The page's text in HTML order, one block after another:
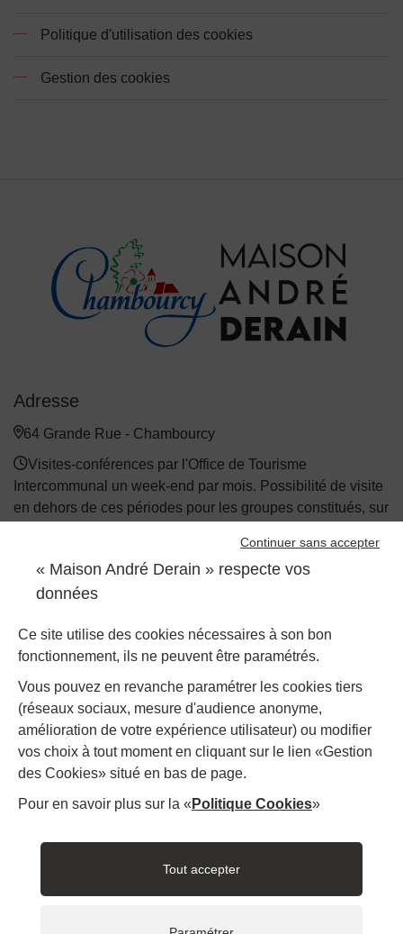
Politique d'utilisation des cookies
Gestion des cookies
Adresse
64 Grande Rue - Chambourcy
Visites-conférences par l'Office de Tourisme
Intercommunal un week-end par mois. Possibilité de visite
en dehors de ces périodes pour les groupes constitués, sur
sont régulièrement organisés au sein de la Maison.
Nous suivre
Facebook
Instagram
Mentions légalesAccessibilité
Politique d'utilisation des cookiesGestion des cookies
Desert-Retz Saint-germain-
OTISGBS
Logo_vectorise-
Continuer sans accepter
« Maison André Derain » respecte vos
données
Ce site utilise des cookies nécessaires à son bon
fonctionnement, ils ne peuvent être paramétrés.
Vous pouvez en revanche paramétrer les cookies tiers
(réseaux sociaux, mesure d'audience anonyme,
amélioration de votre expérience utilisateur) ou modifier
vos choix à tout moment en cliquant sur le lien «Gestion
des Cookies» situé en bas de page.
Pour en savoir plus sur la « Politique Cookies»
Tout accepter